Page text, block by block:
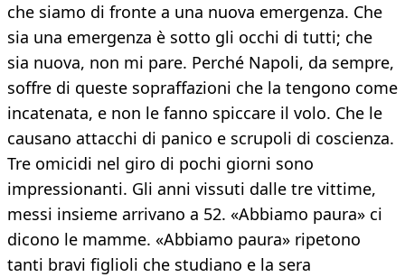
che siamo di fronte a una nuova emergenza. Che
sia una emergenza è sotto gli occhi di tutti; che
sia nuova, non mi pare. Perché Napoli, da sempre,
soffre di queste sopraffazioni che la tengono come
incatenata, e non le fanno spiccare il volo. Che le
causano attacchi di panico e scrupoli di coscienza.
Tre omicidi nel giro di pochi giorni sono
impressionanti. Gli anni vissuti dalle tre vittime,
messi insieme arrivano a 52. «Abbiamo paura» ci
dicono le mamme. «Abbiamo paura» ripetono
tanti bravi figlioli che studiano e la sera